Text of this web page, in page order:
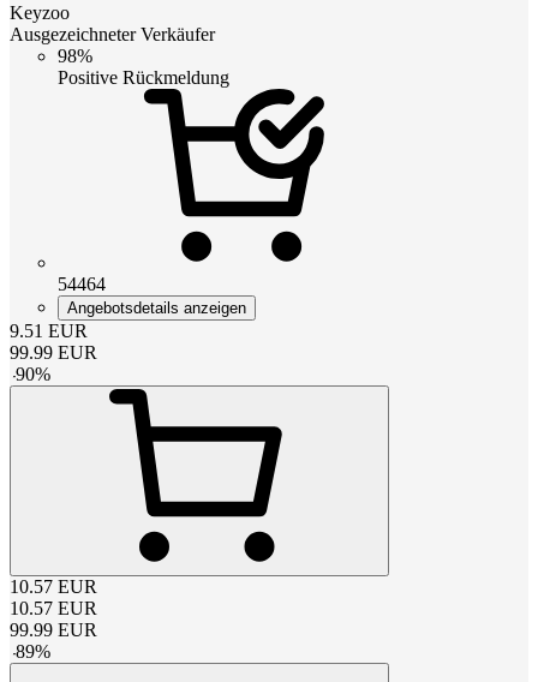
Keyzoo
Ausgezeichneter Verkäufer
98%
Positive Rückmeldung
54464
Angebotsdetails anzeigen
9.51 EUR
99.99 EUR
-90%
10.57 EUR
10.57 EUR
99.99 EUR
-89%